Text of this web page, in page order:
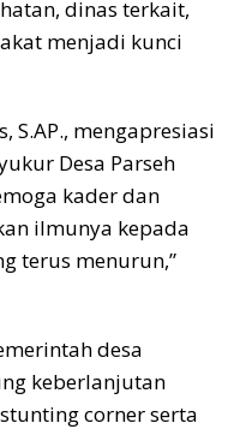
dinas terkait,
menjadi kunci
S.AP., mengapresiasi
Desa Parseh
kader dan
ilmunya kepada
terus menurun,”
desa
keberlanjutan
corner serta